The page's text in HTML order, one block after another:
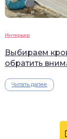
Интерьер
Выбираем
обратить
Читать далее